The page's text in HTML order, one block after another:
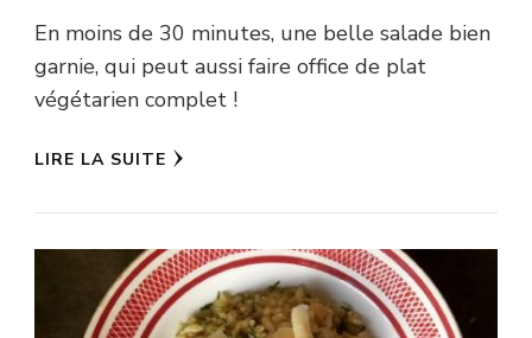
En moins de 30 minutes, une belle salade bien
garnie, qui peut aussi faire office de plat
végétarien complet !
LIRE LA SUITE